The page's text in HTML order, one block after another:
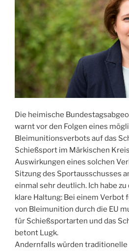
Die heimische
warnt vor den Folgen eines
Bleimunitionsverbots auf das
Schießsport im Märkischen
Auswirkungen eines solchen
Sitzung des Sportausschusses
einmal sehr deutlich. Ich habe
klare Haltung: Bei einem Verbot
von Bleimunition durch die EU
für Schießsportarten und das
betont Lugk.
Andernfalls würden